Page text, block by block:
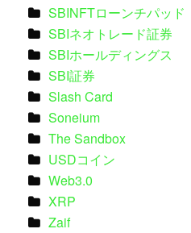
SBINFTローンチパッド
SBIネオトレード証券
SBIホールディングス
SBI証券
Slash Card
Soneium
The Sandbox
USDコイン
Web3.0
XRP
Zaif